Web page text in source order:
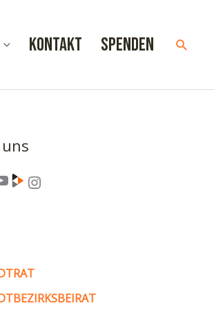
Kontakt Spenden
Link Instagram